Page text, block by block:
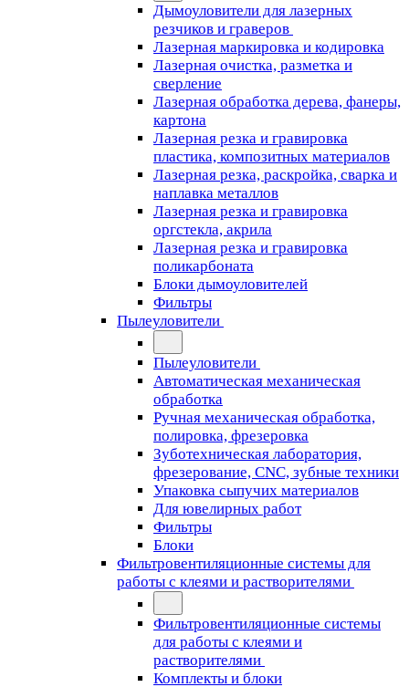
Дымоуловители для лазерных
резчиков и граверов
Лазерная маркировка и кодировка
Лазерная очистка, разметка и
сверление
Лазерная обработка дерева, фанеры,
картона
Лазерная резка и гравировка
пластика, композитных материалов
Лазерная резка, раскройка, сварка и
наплавка металлов
Лазерная резка и гравировка
оргстекла, акрила
Лазерная резка и гравировка
поликарбоната
Блоки дымоуловителей
Фильтры
Пылеуловители
Пылеуловители
Автоматическая механическая
обработка
Ручная механическая обработка,
полировка, фрезеровка
Зуботехническая лаборатория,
фрезерование, CNC, зубные техники
Упаковка сыпучих материалов
Для ювелирных работ
Фильтры
Блоки
Фильтровентиляционные системы для
работы с клеями и растворителями
Фильтровентиляционные системы
для работы с клеями и
растворителями
Комплекты и блоки